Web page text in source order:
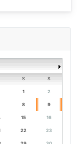
S S
1 2
8 9
15 16
22 23